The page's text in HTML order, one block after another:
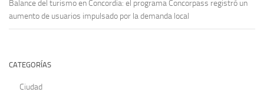
Balance del turismo en Concordia: el programa Concorpass registró un
aumento de usuarios impulsado por la demanda local
CATEGORÍAS
Ciudad